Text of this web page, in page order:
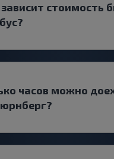
стоимость
часов можно